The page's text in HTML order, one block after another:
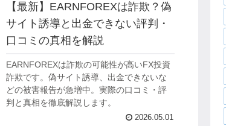
【最新】EARNFOREXは詐欺？偽
サイト誘導と出金できない評判・
口コミの真相を解説
EARNFOREXは詐欺の可能性が高いFX投資
詐欺です。偽サイト誘導、出金できないな
どの被害報告が急増中。実際の口コミ・評
判と真相を徹底解説します。
2026.05.01